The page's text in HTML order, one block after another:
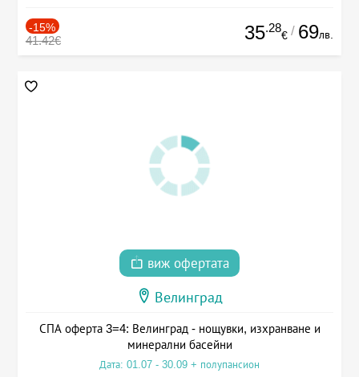
-15%
41.42€ 35.28
€ / 69лв.
виж офертата
Велинград
СПА оферта 3=4: Велинград - нощувки, изхранване и
минерални басейни
Дата: 01.07 - 30.09 + полупансион